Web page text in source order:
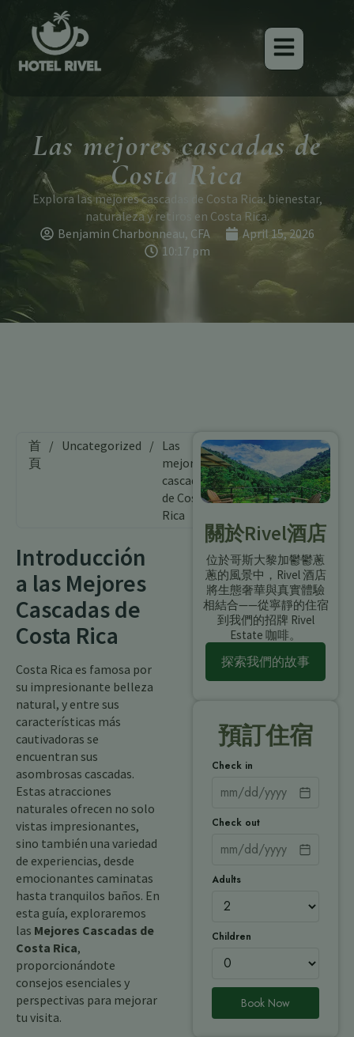
Las mejores cascadas de
Costa Rica
Explora las mejores cascadas de Costa Rica: bienestar,
naturaleza y retiros en Costa Rica.
Benjamin Charbonneau, CFA
April 15, 2026
10:17 pm
首
頁
/ Uncategorized / Las
mejores
cascadas
de Costa
Rica
Introducción
a las Mejores
Cascadas de
Costa Rica
Costa Rica es famosa por
su impresionante belleza
natural, y entre sus
características más
cautivadoras se
encuentran sus
asombrosas cascadas.
Estas atracciones
naturales ofrecen no solo
vistas impresionantes,
sino también una variedad
de experiencias, desde
emocionantes caminatas
hasta tranquilos baños. En
esta guía, exploraremos
las Mejores Cascadas de
Costa Rica,
proporcionándote
consejos esenciales y
perspectivas para mejorar
tu visita.
關於Rivel酒店
位於哥斯大黎加鬱鬱蔥
蔥的風景中，Rivel 酒店
將生態奢華與真實體驗
相結合——從寧靜的住宿
到我們的招牌 Rivel
Estate 咖啡。
探索我們的故事
預訂住宿
Check in
Check out
Adults
Children
Book Now